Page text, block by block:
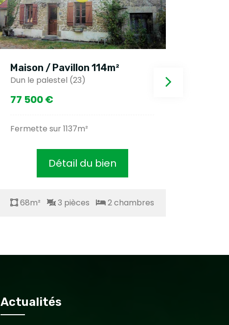
Maison / Pavillon 114m²
Dun le palestel (23)
77 500 €
Fermette sur 1137m²
Détail du bien
68m² 3 pièces 2 chambres
Actualités